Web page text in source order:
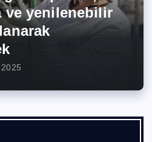
ve yenilenebilir